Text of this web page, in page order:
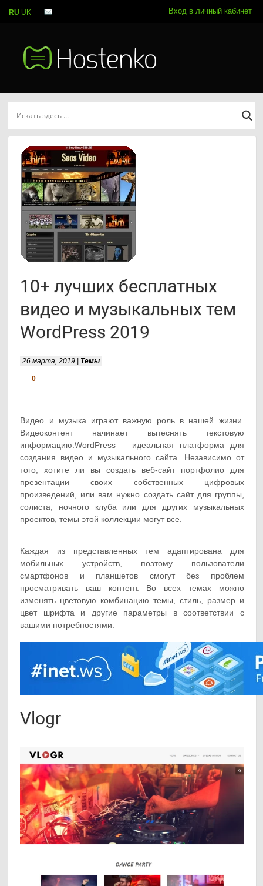
Вход в личный кабинет
10+ лучших бесплатных
видео и музыкальных тем
WordPress 2019
26 марта, 2019 | Темы
0
Видео и музыка играют важную роль в нашей жизни.
Видеоконтент начинает вытеснять текстовую
информацию.WordPress – идеальная платформа для
создания видео и музыкального сайта. Независимо от
того, хотите ли вы создать веб-сайт портфолио для
презентации своих собственных цифровых
произведений, или вам нужно создать сайт для группы,
солиста, ночного клуба или для других музыкальных
проектов, темы этой коллекции могут все.
Каждая из представленных тем адаптирована для
мобильных устройств, поэтому пользователи
смартфонов и планшетов смогут без проблем
просматривать ваш контент. Во всех темах можно
изменять цветовую комбинацию темы, стиль, размер и
цвет шрифта и другие параметры в соответствии с
вашими потребностями.
Vlogr
RU UK